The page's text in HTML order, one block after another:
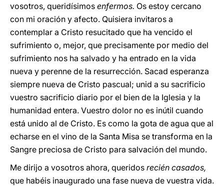
vosotros, queridísimos enfermos. Os estoy cercano
con mi oración y afecto. Quisiera invitaros a
contemplar a Cristo resucitado que ha vencido el
sufrimiento o, mejor, que precisamente por medio del
sufrimiento nos ha salvado y ha entrado en la vida
nueva y perenne de la resurrección. Sacad esperanza
siempre nueva de Cristo pascual; unid a su sacrificio
vuestro sacrificio diario por el bien de la Iglesia y la
humanidad entera. Vuestro dolor no es inútil cuando
está unido al de Cristo. Es como la gota de agua que al
echarse en el vino de la Santa Misa se transforma en la
Sangre preciosa de Cristo para salvación del mundo.
Me dirijo a vosotros ahora, queridos recién casados,
que habéis inaugurado una fase nueva de vuestra vida.